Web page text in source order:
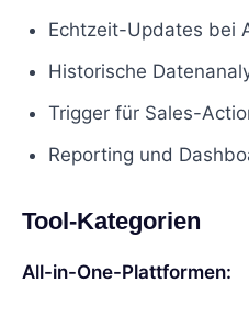
Echtzeit-Updates bei
Historische
Trigger für Sales-
Reporting und
Tool-Kategorien
All-in-One-Plattformen: